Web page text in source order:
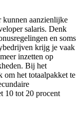
kunnen aanzienlijke
salaris. Denk
en soms
krijg je vaak
inzetten op
Bij het
om het totaalpakket te
10 tot 20 procent